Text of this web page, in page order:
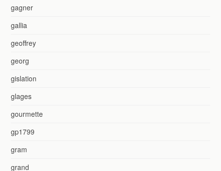
gagner
gallia
geoffrey
georg
gislation
glages
gourmette
gp1799
gram
grand